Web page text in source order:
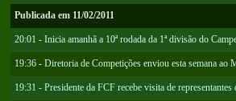
Publicada em 11/02/2011
20:01 - Inicia amanhã a 10ª rodada da 1ª divisão do
19:36 - Diretoria de Competições enviou esta semana
19:31 - Presidente da FCF recebe visita de